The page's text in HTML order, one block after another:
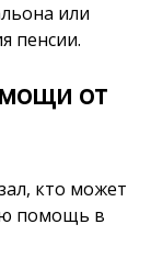
или
пенсии.
от
кто может
помощь в